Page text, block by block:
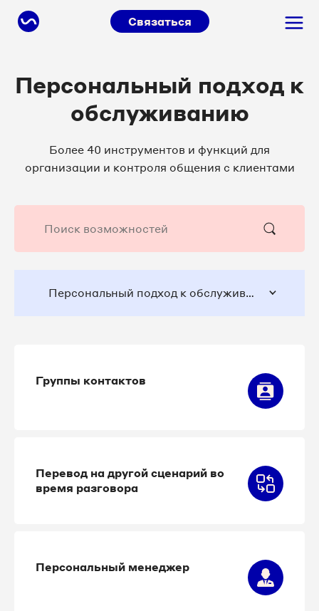
Связаться
Персональный подход к
обслуживанию
Более 40 инструментов и функций для
организации и контроля общения с клиентами
Персональный подход к обслуживанию
Группы контактов
Перевод на другой сценарий во
время разговора
Персональный менеджер